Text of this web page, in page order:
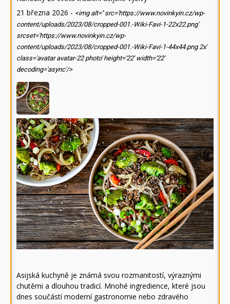
21 března 2026 - <img alt='' src='https://www.novinkyin.cz/wp-
content/uploads/2023/08/cropped-001.-Wiki-Favi-1-22x22.png'
srcset='https://www.novinkyin.cz/wp-
content/uploads/2023/08/cropped-001.-Wiki-Favi-1-44x44.png 2x'
class='avatar avatar-22 photo' height='22' width='22'
decoding='async'/>
Asijská kuchyně je známá svou rozmanitostí, výraznými
chutěmi a dlouhou tradicí. Mnohé ingredience, které jsou
dnes součástí moderní gastronomie nebo zdravého